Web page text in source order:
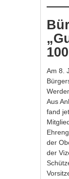
Am 8.
Aus
fand
der
der